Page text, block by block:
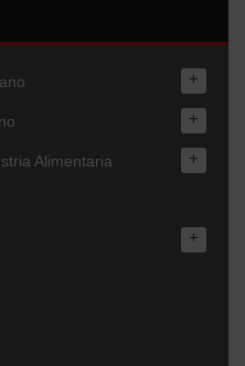
+
+
Alimentaria +
+